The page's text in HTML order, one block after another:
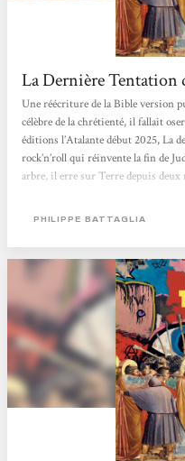
La Dernière Tentation
Une réécriture de la Bible version
célèbre de la chrétienté, il fallait
éditions l’Atalante début 2025, La
rock’n’roll qui réinvente la fin de
arbre, il erre sur Terre depuis
malédiction comme un boulet bien
PHILIPPE BATTAGLIA